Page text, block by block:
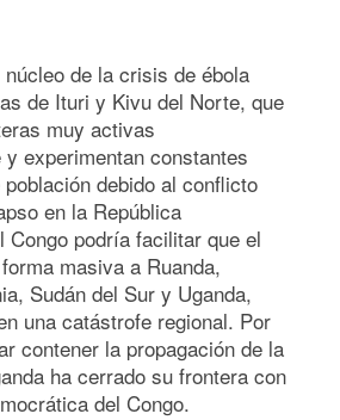
de la crisis de ébola
de Ituri y Kivu del Norte, que
muy activas
experimentan constantes
debido al conflicto
en la República
Congo podría facilitar que el
masiva a Ruanda,
Sudán del Sur y Uganda,
una catástrofe regional. Por
contener la propagación de la
ha cerrado su frontera con
del Congo.